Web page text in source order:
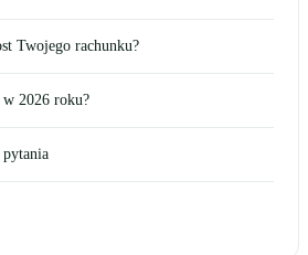
Twojego rachunku?
w 2026 roku?
pytania